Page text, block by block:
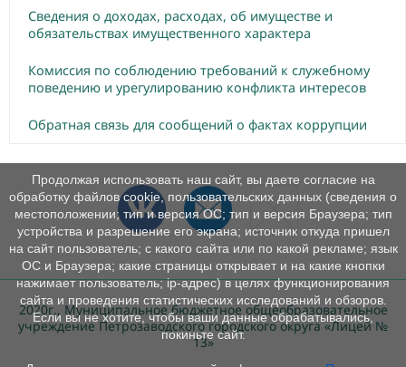
Сведения о доходах, расходах, об имуществе и
обязательствах имущественного характера
Комиссия по соблюдению требований к служебному
поведению и урегулированию конфликта интересов
Обратная связь для сообщений о фактах коррупции
2020г., Муниципальное бюджетное общеобразовательное
учреждение Петрозаводского городского округа «Лицей №
13»
Продолжая использовать наш сайт, вы даете согласие на
обработку файлов cookie, пользовательских данных (сведения о
местоположении; тип и версия ОС; тип и версия Браузера; тип
устройства и разрешение его экрана; источник откуда пришел
на сайт пользователь; с какого сайта или по какой рекламе; язык
ОС и Браузера; какие страницы открывает и на какие кнопки
нажимает пользователь; ip-адрес) в целях функционирования
сайта и проведения статистических исследований и обзоров.
Если вы не хотите, чтобы ваши данные обрабатывались,
покиньте сайт.